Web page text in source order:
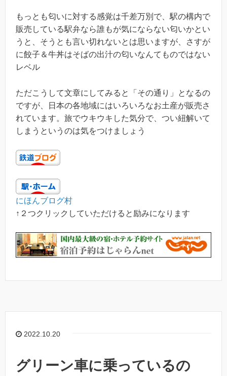
もっとも匂いに対する感覚は千差万別で、駅の構内で
販売している駅弁なら誰もが気にならない匂いかとい
うと、そうとも言い切れないとは思いますが、さすが
に餃子＆牛丼はそばの出汁の匂いなんてものではない
レベル
ただこうして文章にしてみると「その通り」となるの
ですが、日本の各地域にはいろいろなお土産が販売さ
れています。旅でウキウキした気分で、つい紐解いて
しまうというのは気をつけましょう
にほんブログ村
↑２つクリックしていただけると励みになります
2022.10.20
グリーン車に乗っているの